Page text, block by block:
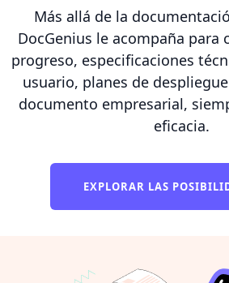
Más allá de la
DocGenius le acompaña para
progreso, especificaciones
usuario, planes de
documento empresarial,
eficacia.
EXPLORAR LAS